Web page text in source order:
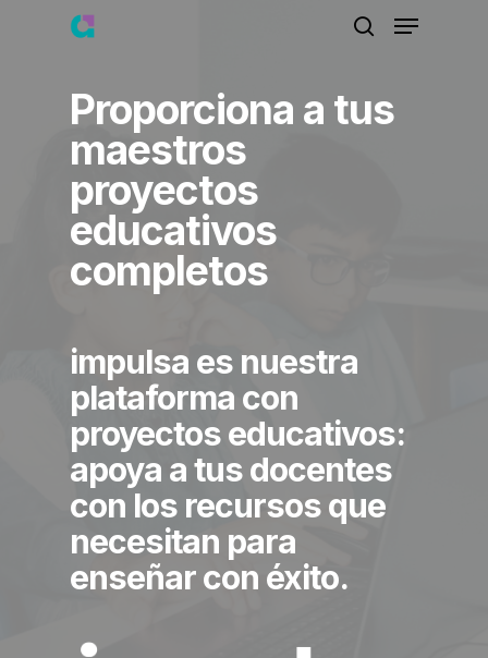
Menu
Proporciona a tus
maestros
proyectos
educativos
completos
impulsa es nuestra
plataforma con
proyectos educativos:
apoya a tus docentes
con los recursos que
necesitan para
enseñar con éxito.